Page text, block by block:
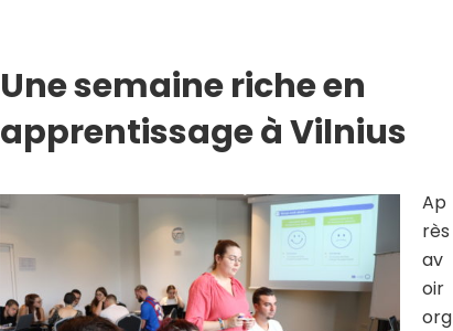
Une semaine riche en
apprentissage à Vilnius
Ap
rès
av
oir
org